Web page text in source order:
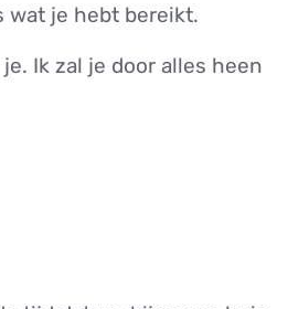
wat je hebt bereikt.
Ik zal je door alles heen